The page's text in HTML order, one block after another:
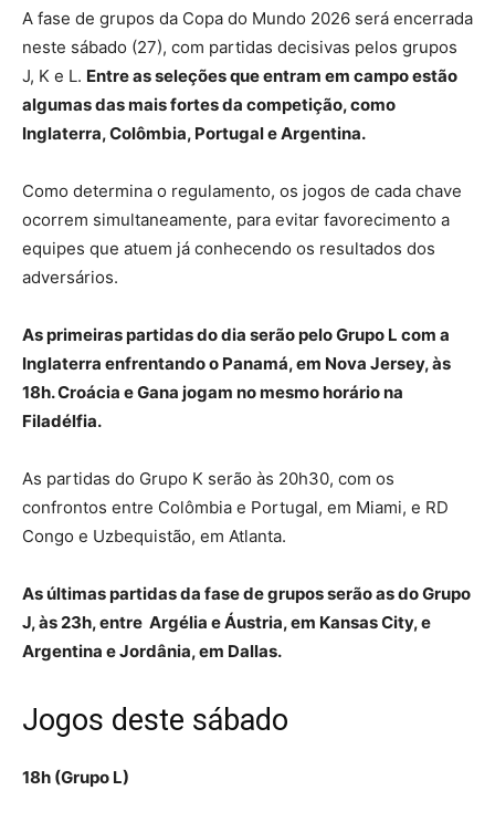
A fase de grupos da Copa do Mundo 2026 será encerrada
neste sábado (27), com partidas decisivas pelos grupos
J, K e L. Entre as seleções que entram em campo estão
algumas das mais fortes da competição, como
Inglaterra, Colômbia, Portugal e Argentina.
Como determina o regulamento, os jogos de cada chave
ocorrem simultaneamente, para evitar favorecimento a
equipes que atuem já conhecendo os resultados dos
adversários.
As primeiras partidas do dia serão pelo Grupo L com a
Inglaterra enfrentando o Panamá, em Nova Jersey, às
18h. Croácia e Gana jogam no mesmo horário na
Filadélfia.
As partidas do Grupo K serão às 20h30, com os
confrontos entre Colômbia e Portugal, em Miami, e RD
Congo e Uzbequistão, em Atlanta.
As últimas partidas da fase de grupos serão as do Grupo
J, às 23h, entre Argélia e Áustria, em Kansas City, e
Argentina e Jordânia, em Dallas.
Jogos deste sábado
18h (Grupo L)